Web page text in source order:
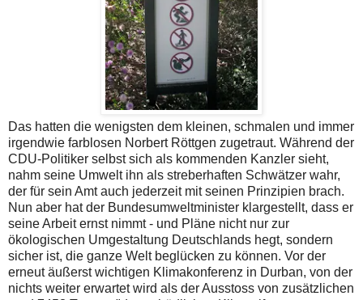
Das hatten die wenigsten dem kleinen, schmalen und immer
irgendwie farblosen Norbert Röttgen zugetraut. Während der
CDU-Politiker selbst sich als kommenden Kanzler sieht,
nahm seine Umwelt ihn als streberhaften Schwätzer wahr,
der für sein Amt auch jederzeit mit seinen Prinzipien brach.
Nun aber hat der Bundesumweltminister klargestellt, dass er
seine Arbeit ernst nimmt - und Pläne nicht nur zur
ökologischen Umgestaltung Deutschlands hegt, sondern
sicher ist, die ganze Welt beglücken zu können. Vor der
erneut äußerst wichtigen Klimakonferenz in Durban, von der
nichts weiter erwartet wird als der Ausstoss von zusätzlichen